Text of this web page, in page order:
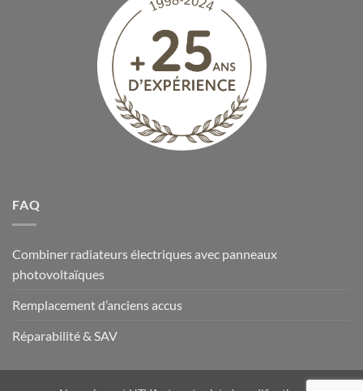
FAQ
Combiner radiateurs électriques avec panneaux
photovoltaïques
Remplacement d’anciens accus
Réparabilité & SAV